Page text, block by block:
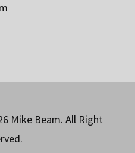
Mike Beam. All Right